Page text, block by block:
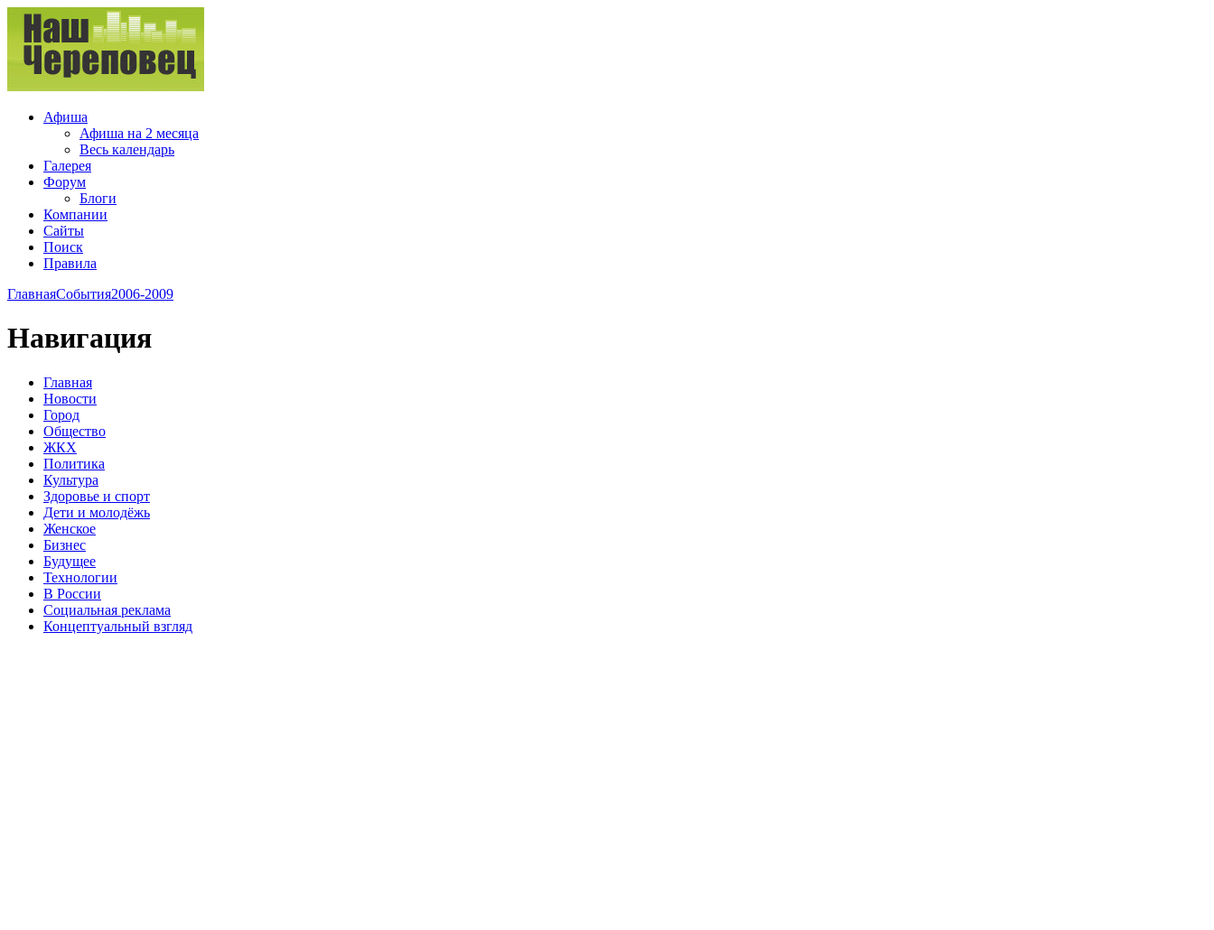
Афиша
Афиша на 2 месяца
Весь календарь
Галерея
Форум
Блоги
Компании
Сайты
Поиск
Правила
ГлавнаяСобытия2006-2009
Навигация
Главная
Новости
Город
Общество
ЖКХ
Политика
Культура
Здоровье и спорт
Дети и молодёжь
Женское
Бизнес
Будущее
Технологии
В России
Социальная реклама
Концептуальный взгляд